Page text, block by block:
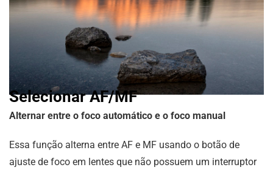
Selecionar AF/MF
Alternar entre o foco automático e o foco manual
Essa função alterna entre AF e MF usando o botão de
ajuste de foco em lentes que não possuem um interruptor